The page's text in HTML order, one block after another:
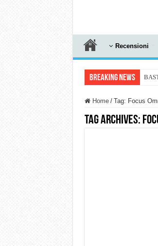
Recensioni
Breaking News
Home / Tag: Focus
Tag Archives: